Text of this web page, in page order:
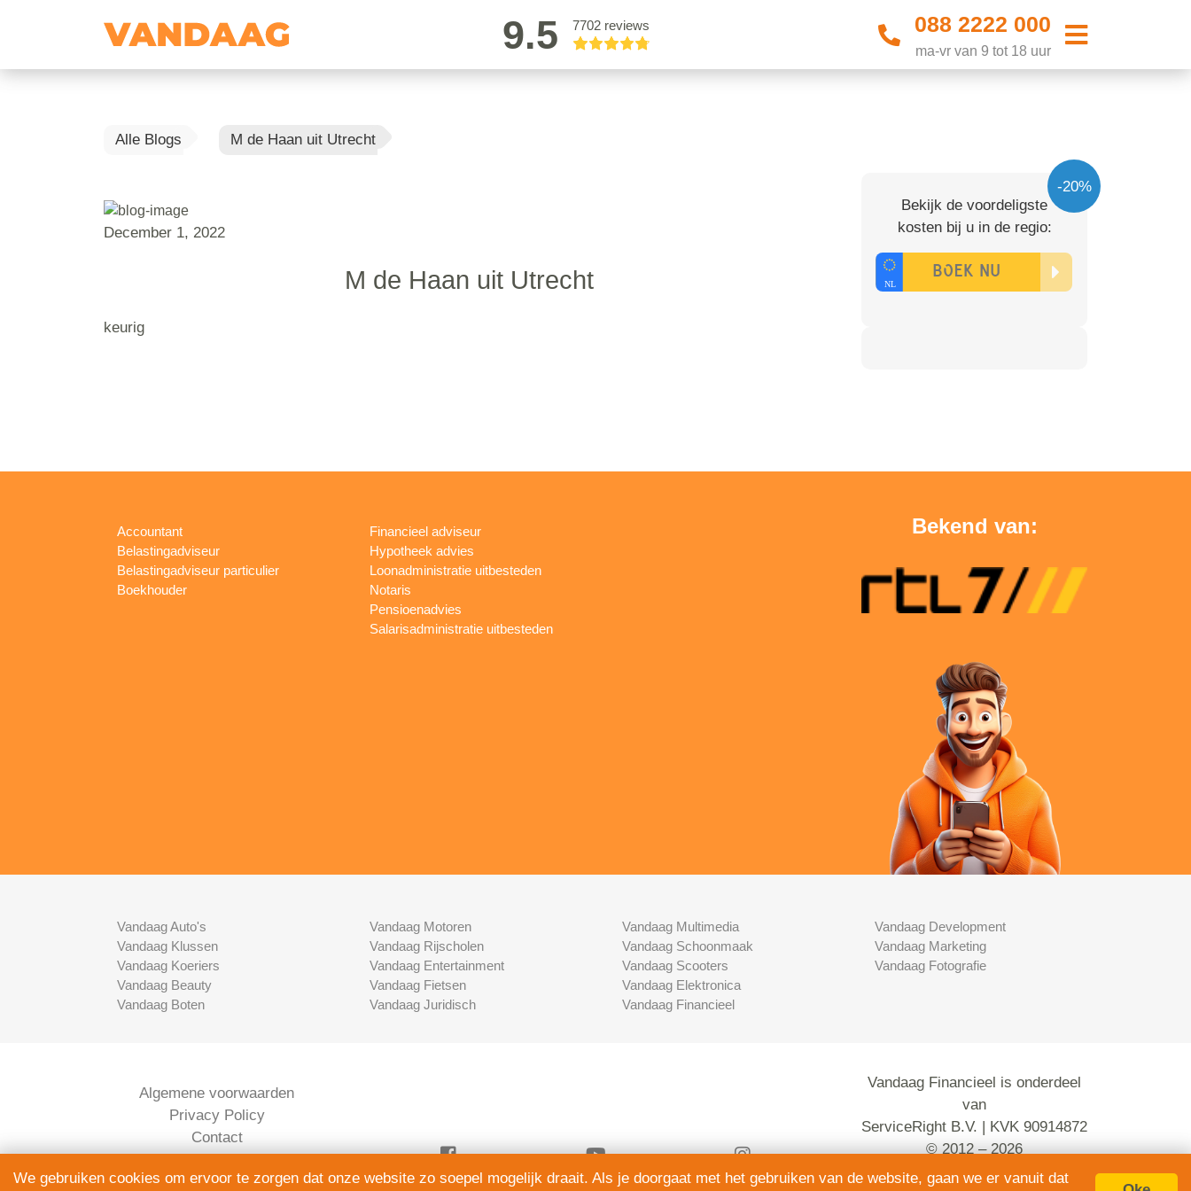
9.5 7702 reviews 088 2222 000
ma-vr van 9 tot 18 uur
Alle Blogs M de Haan uit Utrecht
December 1, 2022
M de Haan uit Utrecht
keurig
-20%
Bekijk de voordeligste
kosten bij u in de regio:
Accountant
Belastingadviseur
Belastingadviseur particulier
Boekhouder
Financieel adviseur
Hypotheek advies
Loonadministratie uitbesteden
Notaris
Pensioenadvies
Salarisadministratie uitbesteden
Bekend van:
Vandaag Auto's
Vandaag Klussen
Vandaag Koeriers
Vandaag Beauty
Vandaag Boten
Vandaag Motoren
Vandaag Rijscholen
Vandaag Entertainment
Vandaag Fietsen
Vandaag Juridisch
Vandaag Multimedia
Vandaag Schoonmaak
Vandaag Scooters
Vandaag Elektronica
Vandaag Financieel
Vandaag Development
Vandaag Marketing
Vandaag Fotografie
Algemene voorwaarden
Privacy Policy
Contact
Vandaag Financieel is onderdeel
van
ServiceRight B.V. | KVK 90914872
© 2012 – 2026
alle rechten voorbehouden.
We gebruiken cookies om ervoor te zorgen dat onze website zo soepel mogelijk draait. Als je doorgaat met het gebruiken van de website, gaan we er vanuit dat